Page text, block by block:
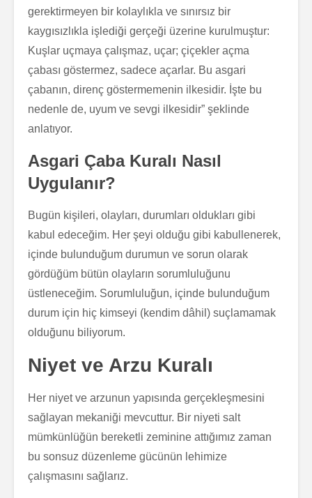
gerektirmeyen bir kolaylıkla ve sınırsız bir
kaygısızlıkla işlediği gerçeği üzerine kurulmuştur:
Kuşlar uçmaya çalışmaz, uçar; çiçekler açma
çabası göstermez, sadece açarlar. Bu asgari
çabanın, direnç göstermemenin ilkesidir. İşte bu
nedenle de, uyum ve sevgi ilkesidir” şeklinde
anlatıyor.
Asgari Çaba Kuralı Nasıl
Uygulanır?
Bugün kişileri, olayları, durumları oldukları gibi
kabul edeceğim. Her şeyi olduğu gibi kabullenerek,
içinde bulunduğum durumun ve sorun olarak
gördüğüm bütün olayların sorumluluğunu
üstleneceğim. Sorumluluğun, içinde bulunduğum
durum için hiç kimseyi (kendim dâhil) suçlamamak
olduğunu biliyorum.
Niyet ve Arzu Kuralı
Her niyet ve arzunun yapısında gerçekleşmesini
sağlayan mekaniği mevcuttur. Bir niyeti salt
mümkünlüğün bereketli zeminine attığımız zaman
bu sonsuz düzenleme gücünün lehimize
çalışmasını sağlarız.